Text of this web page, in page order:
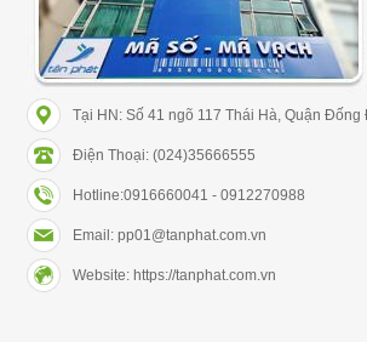
Tại HN: Số 41 ngõ 117 Thái Hà, Quận Đống
Điện Thoại: (024)35666555
Hotline:0916660041 - 0912270988
Email: pp01@tanphat.com.vn
Website: https://tanphat.com.vn